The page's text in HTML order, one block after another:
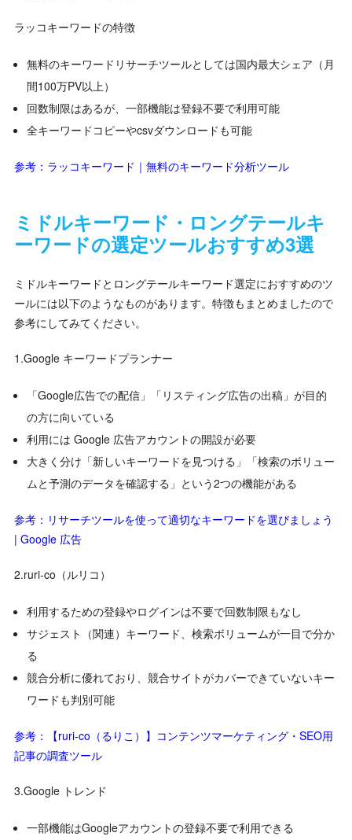
ラッコキーワードの特徴
無料のキーワードリサーチツールとしては国内最大シェア（月
間100万PV以上）
回数制限はあるが、一部機能は登録不要で利用可能
全キーワードコピーやcsvダウンロードも可能
参考：ラッコキーワード｜無料のキーワード分析ツール
ミドルキーワード・ロングテールキ
ーワードの選定ツールおすすめ3選
ミドルキーワードとロングテールキーワード選定におすすめのツ
ールには以下のようなものがあります。特徴もまとめましたので
参考にしてみてください。
1.Google キーワードプランナー
「Google広告での配信」「リスティング広告の出稿」が目的
の方に向いている
利用には Google 広告アカウントの開設が必要
大きく分け「新しいキーワードを見つける」「検索のボリュー
ムと予測のデータを確認する」という2つの機能がある
参考：リサーチツールを使って適切なキーワードを選びましょう
| Google 広告
2.ruri-co（ルリコ）
利用するための登録やログインは不要で回数制限もなし
サジェスト（関連）キーワード、検索ボリュームが一目で分か
る
競合分析に優れており、競合サイトがカバーできていないキー
ワードも判別可能
参考：【ruri-co（るりこ）】コンテンツマーケティング・SEO用
記事の調査ツール
3.Google トレンド
一部機能はGoogleアカウントの登録不要で利用できる